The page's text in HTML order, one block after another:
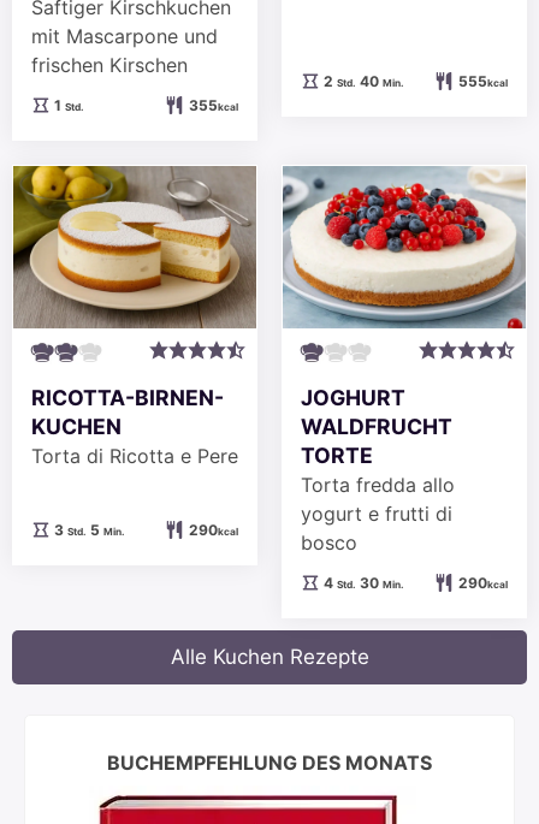
Saftiger Kirschkuchen
mit Mascarpone und
frischen Kirschen
1Stunde
Std. 355kcal
2Stunden
Std. 40Minuten
Min. 555kcal
RICOTTA-BIRNEN-
KUCHEN
Torta di Ricotta e Pere
3Stunden
Std. 5Minuten
Min. 290kcal
JOGHURT
WALDFRUCHT
TORTE
Torta fredda allo
yogurt e frutti di
bosco
4Stunden
Std. 30Minuten
Min. 290kcal
Alle Kuchen Rezepte
BUCHEMPFEHLUNG DES MONATS